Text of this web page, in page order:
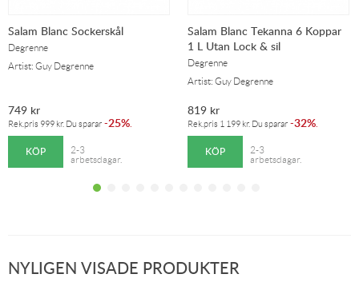
Salam Blanc Sockerskål
Degrenne
Artist: Guy Degrenne
749 kr
Rek.pris 999 kr. Du sparar -25%
KÖP
2-3
arbetsdagar.
Salam Blanc Tekanna 6 Koppar
1 L Utan Lock & sil
Degrenne
Artist: Guy Degrenne
819 kr
Rek.pris 1 199 kr. Du sparar -32%
KÖP
2-3
arbetsdagar.
NYLIGEN VISADE PRODUKTER